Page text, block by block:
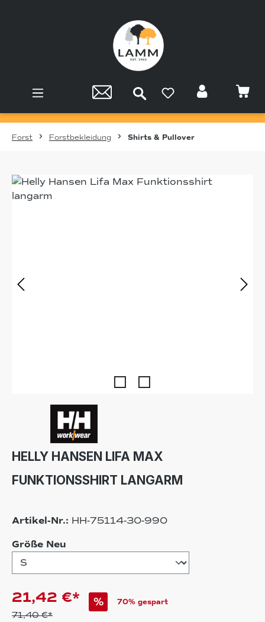
Forst Forstbekleidung Shirts & Pullover
Bildergalerie überspringen
HELLY HANSEN LIFA MAX
FUNKTIONSSHIRT LANGARM
Artikel-Nr.: HH-75114-30-990
Größe Neu
21,42 €*
71,40 €*
% 70% gespart